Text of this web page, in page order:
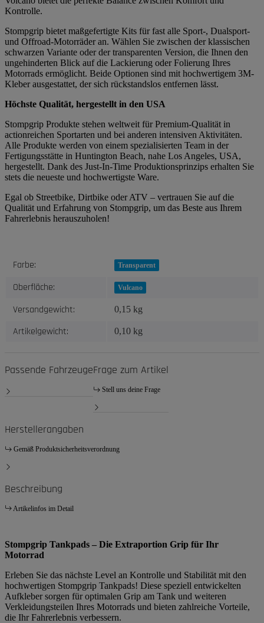
Kontrolle.
Stompgrip bietet maßgefertigte Kits für fast alle Sport-, Dualsport-
und Offroad-Motorräder an. Wählen Sie zwischen der klassischen
schwarzen Variante oder der transparenten Version, die Ihnen den
ungehinderten Blick auf die Lackierung oder Folierung Ihres
Motorrads ermöglicht. Beide Optionen sind mit hochwertigem 3M-
Kleber ausgestattet, der sich rückstandslos entfernen lässt.
Höchste Qualität, hergestellt in den USA
Stompgrip Produkte stehen weltweit für Premium-Qualität in
actionreichen Sportarten und bei anderen intensiven Aktivitäten.
Alle Produkte werden von einem spezialisierten Team in der
Fertigungsstätte in Huntington Beach, nahe Los Angeles, USA,
hergestellt. Dank des Just-In-Time Produktionsprinzips erhalten Sie
stets die neueste und hochwertigste Ware.
Egal ob Streetbike, Dirtbike oder ATV – vertrauen Sie auf die
Qualität und Erfahrung von Stompgrip, um das Beste aus Ihrem
Fahrerlebnis herauszuholen!
Produkteigenschaft
Wert
Farbe: Transparent
Oberfläche: Vulcano
Versandgewicht: 0,15 kg
Artikelgewicht: 0,10 kg
Passende FahrzeugeFrage zum Artikel
Stell uns deine Frage
Herstellerangaben
Gemäß Produktsicherheitsverordnung
Beschreibung
Artikelinfos im Detail
Stompgrip Tankpads – Die Extraportion Grip für Ihr
Motorrad
Erleben Sie das nächste Level an Kontrolle und Stabilität mit den
hochwertigen Stompgrip Tankpads! Diese speziell entwickelten
Aufkleber sorgen für optimalen Grip am Tank und weiteren
Verkleidungsteilen Ihres Motorrads und bieten zahlreiche Vorteile,
die Ihr Fahrerlebnis verbessern.